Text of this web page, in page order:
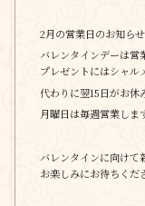
2月の営業日のお知らせ
バレンタインデーは営
プレゼントにはシャル
代わりに翌15日がお休
月曜日は毎週営業しま
バレンタインに向けて
お楽しみにお待ちくだ